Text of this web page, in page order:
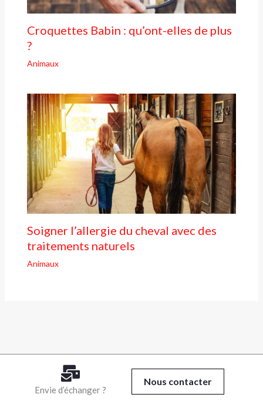
Croquettes Babin : qu’ont-elles de plus
?
Animaux
Soigner l’allergie du cheval avec des
traitements naturels
Animaux
Envie d’échanger ?
Nous contacter